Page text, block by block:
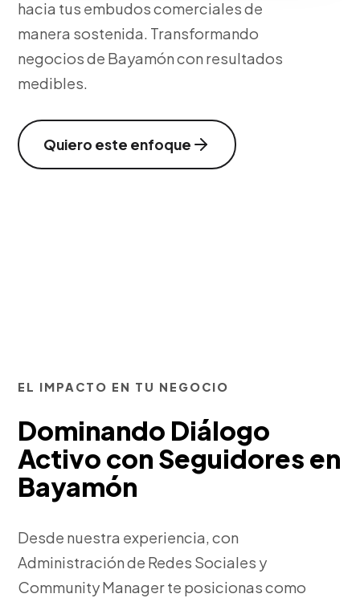
hacia tus embudos comerciales de
manera sostenida. Transformando
negocios de Bayamón con resultados
medibles.
Quiero este enfoque
EL IMPACTO EN TU NEGOCIO
Dominando Diálogo
Activo con Seguidores en
Bayamón
Desde nuestra experiencia, con
Administración de Redes Sociales y
Community Manager te posicionas como